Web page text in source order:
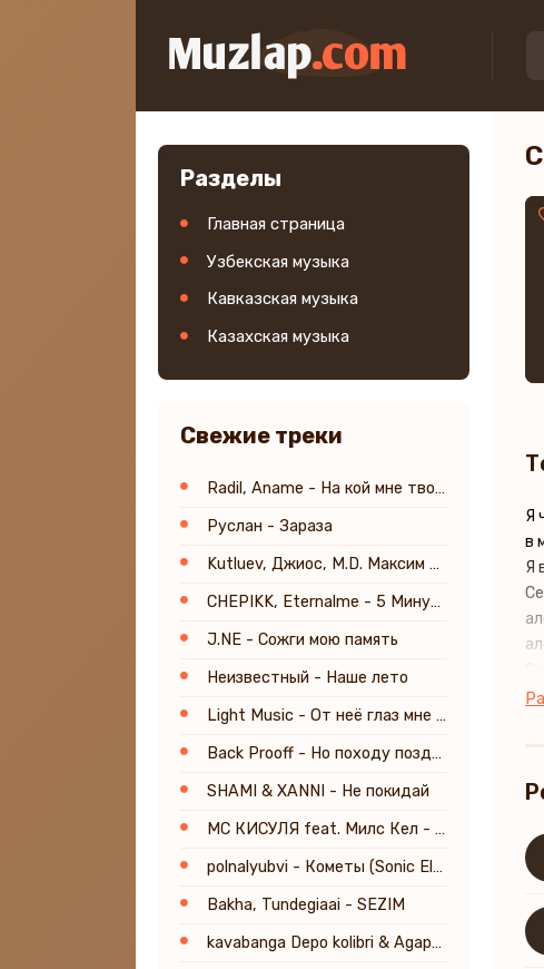
Разделы
Главная страница
Узбекская музыка
Кавказская музыка
Казахская музыка
Свежие треки
Radil, Aname - На кой мне твоя любовь
Руслан - Зараза
Kutluev, Джиос, M.D. Максим Данилов - Больше так не скучай (Remix)
CHEPIKK, Eternalme - 5 Минут назад (Remix)
J.NE - Сожги мою память
Неизвестный - Наше лето
Light Music - От неё глаз мне не отвести
Back Prooff - Но походу поздно
SHAMI & XANNI - Не покидай
МС КИСУЛЯ feat. Милс Кел - Среда
polnalyubvi - Кометы (Sonic Elysium Remix)
Bakha, Tundegiaai - SEZIM
kavabanga Depo kolibri & Agape - Любов, як осінь
Я
в
Я
If
If